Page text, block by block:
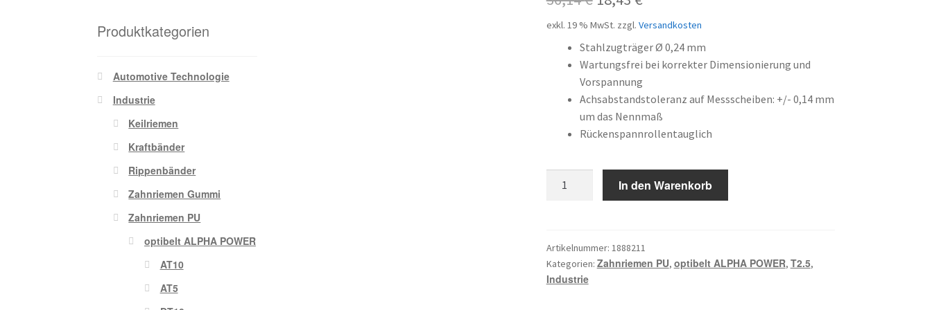
Preis
war:
36,14 €
Preis
ist:
18,43 €.
exkl. 19 % MwSt. zzgl. Versandkosten
Stahlzugträger Ø 0,24 mm
Wartungsfrei bei korrekter Dimensionierung und
Vorspannung
Achsabstandstoleranz auf Messscheiben: +/- 0,14 mm
um das Nennmaß
Rückenspannrollentauglich
AP
Menge
In den Warenkorb
Artikelnummer: 1888211
Kategorien: Zahnriemen PU, optibelt ALPHA POWER, T2.5,
Industrie
Produktkategorien
Automotive Technologie
Industrie
Keilriemen
Kraftbänder
Rippenbänder
Zahnriemen Gummi
Zahnriemen PU
optibelt ALPHA POWER
AT10
AT5